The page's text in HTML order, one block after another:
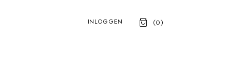
INLOGGEN (0)